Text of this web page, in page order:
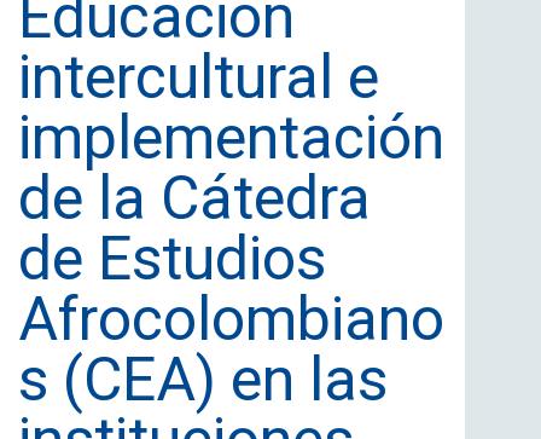
Educación
intercultural e
implementación
de la Cátedra
de Estudios
Afrocolombiano
s (CEA) en las